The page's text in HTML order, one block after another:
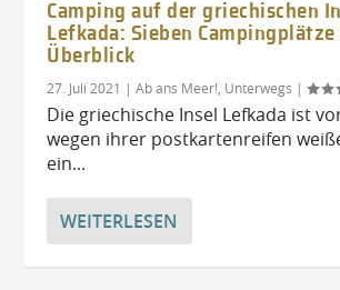
Camping auf der griechischen
Lefkada: Sieben Campingplätze
Überblick
27. Juli 2021 |Ab ans Meer! Unterwegs |
Die griechische Insel Lefkada ist
wegen ihrer postkartenreifen
ein...
WEITERLESEN